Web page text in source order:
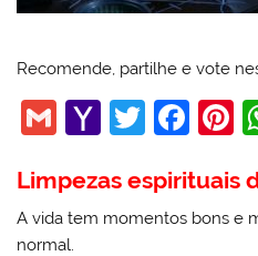
Recomende, partilhe e vote
G
ai
l
Y
h
o
T
itt
er
F
c
e e
Limpezas espirituais
A vida tem momentos bons e
normal.